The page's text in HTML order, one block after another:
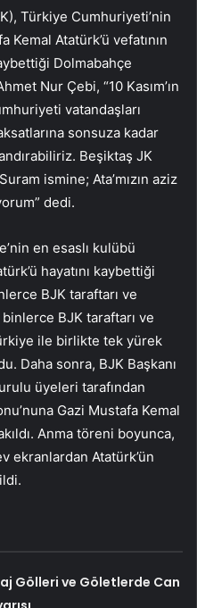
Türkiye Cumhuriyeti’nin
Atatürk’ü vefatının
Dolmabahçe
Nur Çebi, “10 Kasım’ın
vatandaşları
sonsuza kadar
Beşiktaş JK
ismine; Ata’mızın aziz
dedi.
en esaslı kulübü
hayatını kaybettiği
BJK taraftarı ve
BJK taraftarı ve
ile birlikte tek yürek
Daha sonra, BJK Başkanı
üyeleri tarafından
Gazi Mustafa Kemal
Anma töreni boyunca,
ekranlardan Atatürk’ün
Gölleri ve Göletlerde Can